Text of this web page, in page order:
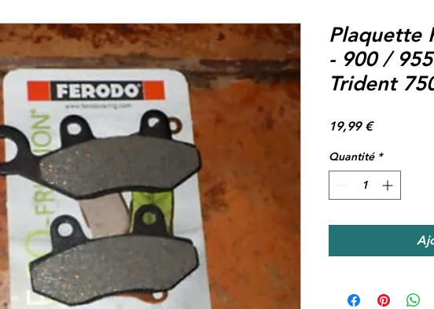
Plaquette
- 900 /
Trident
19,99 €Prix
Quantité *